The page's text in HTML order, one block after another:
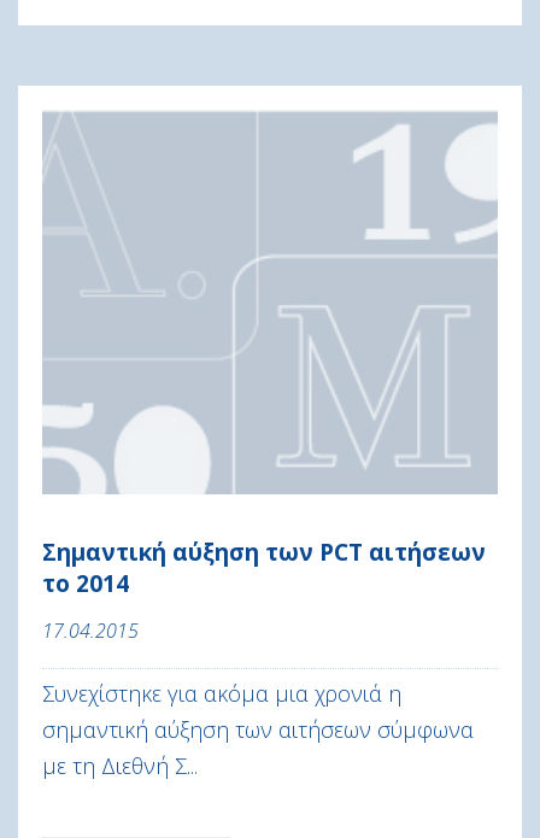
Σημαντική αύξηση των PCT αιτήσεων
το 2014
17.04.2015
Συνεχίστηκε για ακόμα μια χρονιά η
σημαντική αύξηση των αιτήσεων σύμφωνα
με τη Διεθνή Σ...